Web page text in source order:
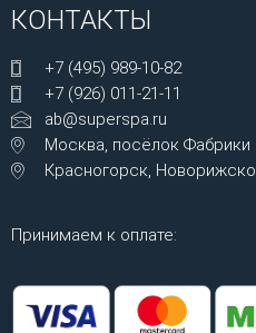
КОНТАКТЫ
+7 (495) 989-10-82
+7 (926) 011-21-11
ab@superspa.ru
Москва, посёлок Фабрики
Красногорск,
Принимаем к оплате: